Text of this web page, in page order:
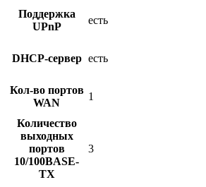
Поддержка
UPnP
есть
DHCP-сервер есть
Кол-во портов
WAN
1
Количество
выходных
портов
10/100BASE-
TX
3